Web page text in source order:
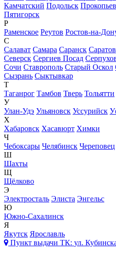
Камчатский Подольск
Пятигорск
Р
Раменское Реутов Ростов-на-
С
Салават Самара Саранск Саратов
Северск Сергиев Посад
Сочи Ставрополь Старый Оскол
Сызрань Сыктывкар
Т
Таганрог Тамбов Тверь Тольятти
У
Улан-Удэ Ульяновск Уссурийск
Х
Хабаровск Хасавюрт Химки
Ч
Чебоксары Челябинск Череповец
Ш
Шахты
Щ
Щёлково
Э
Электросталь Элиста Энгельс
Ю
Южно-Сахалинск
Я
Якутск Ярославль
Пункт выдачи ТК: ул.